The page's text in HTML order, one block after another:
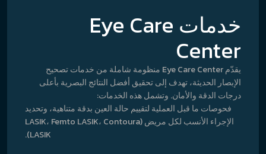
خدمات Eye Care
Center
يقدّم Eye Care Center منظومة شاملة من خدمات تصحيح
الإبصار الحديثة، تهدف إلى تحقيق أفضل النتائج البصرية بأعلى
درجات الدقة والأمان. وتشمل هذه الخدمات:
فحوصات ما قبل العملية لتقييم حالة العين بدقة متناهية، وتحديد
الإجراء الأنسب لكل مريض (LASIK، Femto LASIK، Contoura
LASIK).